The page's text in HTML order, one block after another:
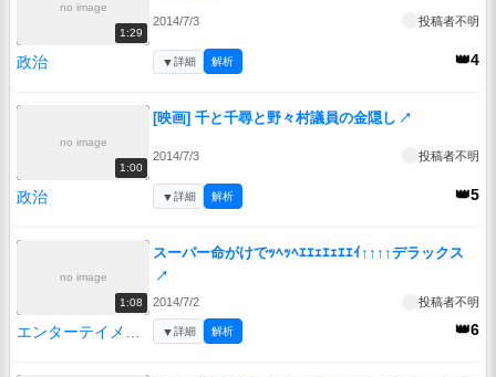
no image
1:29
2014/7/3 投稿者不明
政治 👑4
▼詳細 解析
no image
1:00
[映画] 千と千尋と野々村議員の金隠し ↗
2014/7/3 投稿者不明
政治 👑5
▼詳細 解析
no image
1:08
スーパー命がけでｯﾍｯﾍｴｴｪｴｪｴｴｲ↑↑↑↑デラックス
↗
2014/7/2 投稿者不明
👑6
▼詳細 解析